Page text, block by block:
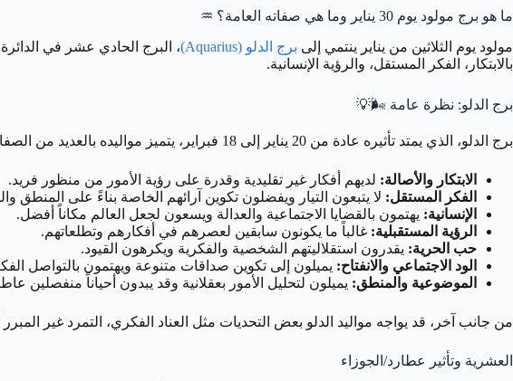
ما هو برج مولود يوم 30 يناير وما هي صفاته العامة؟
♒️
مولود يوم الثلاثين من يناير ينتمي إلى برج الدلو (Aquarius)
، البرج الحادي عشر في
بالابتكار، الفكر المستقل، والرؤية الإنسانية.
برج الدلو: نظرة عامة 🌬️💡
برج الدلو، الذي يمتد تأثيره عادة من 20 يناير إلى 18 فبراير، يتميز مواليده بالعديد من الصفات الجوهرية:
الابتكار والأصالة: لديهم أفكار غير تقليدية وقدرة على رؤية الأمور من منظور فريد.
الفكر المستقل: لا يتبعون التيار ويفضلون تكوين آرائهم الخاصة بناءً على المنطق
الإنسانية: يهتمون بالقضايا الاجتماعية والعدالة ويسعون لجعل العالم مكاناً أفضل.
الرؤية المستقبلية: غالباً ما يكونون سابقين لعصرهم في أفكارهم وتطلعاتهم.
حب الحرية: يقدرون استقلاليتهم الشخصية والفكرية ويكرهون القيود.
الود الاجتماعي والانفتاح: يميلون إلى تكوين صداقات متنوعة ويهتمون بالتواصل
الموضوعية والمنطق: يميلون لتحليل الأمور بعقلانية وقد يبدون أحياناً منفصلين
من جانب آخر، قد يواجه مواليد الدلو بعض التحديات مثل العناد الفكري، التمرد غير
العشرية وتأثير عطارد/الجوزاء